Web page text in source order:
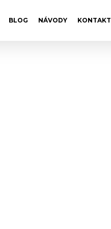
BLOG NÁVODY KONTAKT